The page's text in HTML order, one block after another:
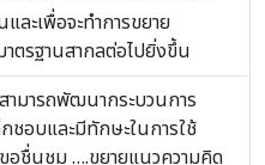
ละเพื่อจะทำการขยาย
ตรฐานสากลต่อไปยิ่งขึ้น
มารถพัฒนากระบวนการ
ชอบและมีทักษะในการใช้
อชื่นชม ….ขยายแนวความคิด